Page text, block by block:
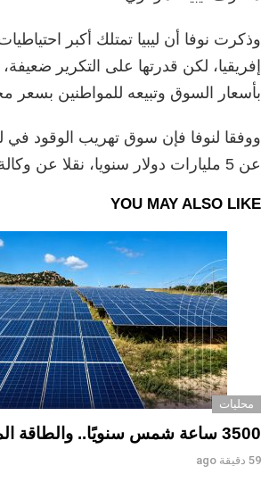
وذكرت نوفا أن ليبيا تمتلك أكبر
إفريقيا، لكن قدرتها على التكرير
بأسعار السوق وتبيعه للمواطنين
ووفقا لنوفا فإن سوق تهريب الوقود في
عن 5 مليارات دولار سنويا، نقلا عن وكالة بلومبرغ نيوز.
YOU MAY ALSO LIKE
محليات
3500 ساعة شمس سنويًا.. والطاقة المتجددة شبه غائبة
59 دقيقة ago